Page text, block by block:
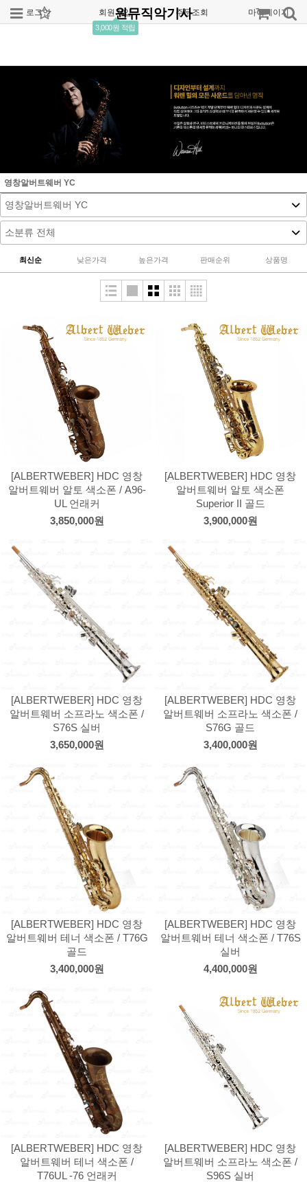
로그인 회원가입
3,000원 적립
주문조회 마이페이지
원뮤직악기사
영창알버트웨버 YC
최신순 낮은가격 높은가격 판매순위 상품명
[ALBERTWEBER] HDC 영창
알버트웨버 알토 색소폰 / A96-
UL 언래커
3,850,000원
[ALBERTWEBER] HDC 영창
알버트웨버 알토 색소폰
Superior II 골드
3,900,000원
[ALBERTWEBER] HDC 영창
알버트웨버 소프라노 색소폰 /
S76S 실버
3,650,000원
[ALBERTWEBER] HDC 영창
알버트웨버 소프라노 색소폰 /
S76G 골드
3,400,000원
[ALBERTWEBER] HDC 영창
알버트웨버 테너 색소폰 / T76G
골드
3,400,000원
[ALBERTWEBER] HDC 영창
알버트웨버 테너 색소폰 / T76S
실버
4,400,000원
[ALBERTWEBER] HDC 영창
알버트웨버 테너 색소폰 /
T76UL -76 언래커
[ALBERTWEBER] HDC 영창
알버트웨버 소프라노 색소폰 /
S96S 실버